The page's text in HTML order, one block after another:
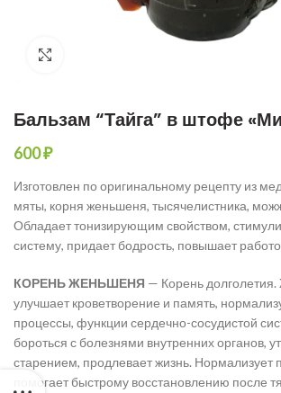
Бальзам “Тайга” в штофе
600₽
Изготовлен по оригинальному рецепту из
мяты, корня женьшеня, тысячелистника,
Обладает тонизирующим свойством,
систему, придает бодрость, повышает
КОРЕНЬ ЖЕНЬШЕНЯ — Корень
улучшает кроветворение и память,
процессы, функции сердечно-сосудистой
бороться с болезнями внутренних органов,
старением, продлевает жизнь.
помогает быстрому восстановлению после